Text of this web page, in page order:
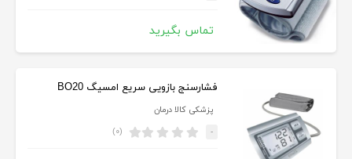
تماس بگیرید
فشارسنج بازویی سریع امسیگ BO20
پزشکی کالا درمان
- (۰)